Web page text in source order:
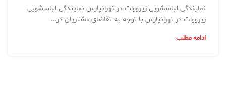
نمایندگی لباسشویی زیرووات در تهرانپارس نمایندگی لباسشویی
زیرووات در تهرانپارس با توجه به تقاضای مشتریان در...
ادامه مطلب